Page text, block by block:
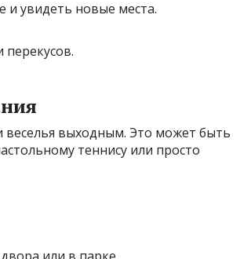
и увидеть новые места.
веселья выходным. Это может быть
теннису или просто